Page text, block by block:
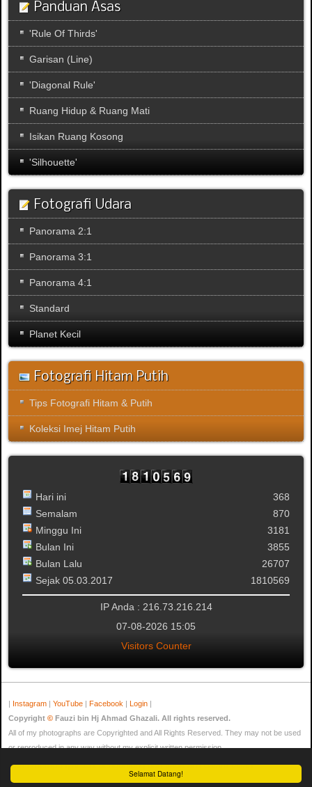
Selamat Datang!
Panduan Asas
'Rule Of Thirds'
Garisan (Line)
'Diagonal Rule'
Ruang Hidup & Ruang Mati
Isikan Ruang Kosong
'Silhouette'
Fotografi Udara
Panorama 2:1
Panorama 3:1
Panorama 4:1
Standard
Planet Kecil
Fotografi Hitam Putih
Tips Fotografi Hitam & Putih
Koleksi Imej Hitam Putih
Hari ini
Semalam
Minggu Ini
Bulan Ini
Bulan Lalu
Sejak 05.03.2017
368
870
3181
3855
26707
1810569
IP Anda : 216.73.216.214
07-08-2026 15:05
Visitors Counter
| Instagram | YouTube | Facebook | Login |
Copyright © Fauzi bin Hj Ahmad Ghazali. All rights reserved.
All of my photographs are Copyrighted and All Rights Reserved. They may not be used
or reproduced in any way without my explicit written permission.
Kami mempunyai 131 pengunjung dan tiada ahli dalam talian